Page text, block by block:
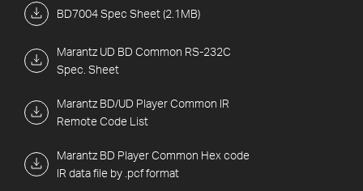
BD7004 Spec Sheet (2.1MB)
Marantz UD BD Common RS-232C
Spec. Sheet
Marantz BD/UD Player Common IR
Remote Code List
Marantz BD Player Common Hex code
IR data file by .pcf format